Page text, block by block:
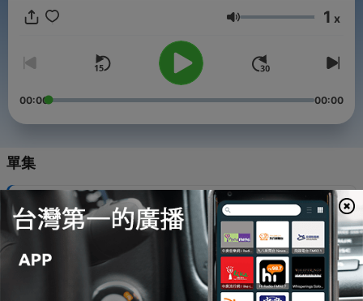
金，自在享未來！
Firstory Hosting
音量 1 x
00:00 00:00
單集
EP.19 定期定額的三大NG行為
14 Oct 2022
19 - EP.18 如何設定停損停利？